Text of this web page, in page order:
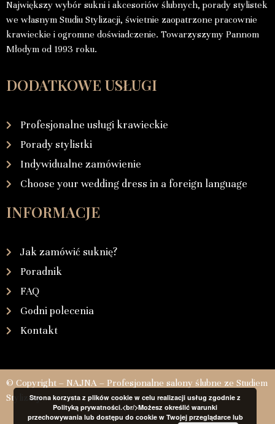
Największy wybór sukni i akcesoriów ślubnych, porady stylistek
we własnym Studiu Stylizacji, świetnie zaopatrzone pracownie
krawieckie i ogromne doświadczenie. Towarzyszymy Pannom
Młodym od 1993 roku.
DODATKOWE USŁUGI
Profesjonalne usługi krawieckie
Porady stylistki
Indywidualne zamówienie
Choose your wedding dress in a foreign language
INFORMACJE
Jak zamówić suknię?
Poradnik
FAQ
Godni polecenia
Kontakt
© Copyright – NAJNA – Profesjonalne salony ślubne ze Studiem
StylizacjiStrona korzysta z plików cookie w celu realizacji usług zgodnie z
Polityką prywatności.<br/>Możesz określić warunki
przechowywania lub dostępu do cookie w Twojej przeglądarce lub